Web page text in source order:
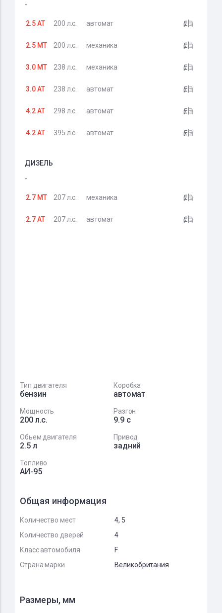
-
2.5 AT 200 л.с. автомат
2.5 MT 200 л.с. механика
3.0 MT 238 л.с. механика
3.0 AT 238 л.с. автомат
4.2 AT 298 л.с. автомат
4.2 AT 395 л.с. автомат
ДИЗЕЛЬ
-
2.7 MT 207 л.с. механика
2.7 AT 207 л.с. автомат
Тип двигателя
бензин
Коробка
автомат
Мощность
200 л.с.
Разгон
9.9 с
Обьем двигателя
2.5 л
Привод
задний
Топливо
АИ-95
Общая информация
Количество мест
4, 5
Количество дверей
4
Класс автомобиля
F
Страна марки
Великобритания
Размеры, мм